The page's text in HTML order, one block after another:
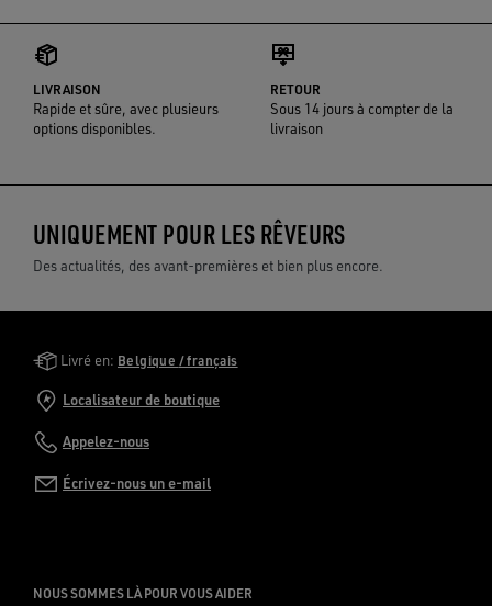
LIVRAISON
Rapide et sûre, avec plusieurs
options disponibles.
RETOUR
Sous 14 jours à compter de la
livraison
UNIQUEMENT POUR LES RÊVEURS
Des actualités, des avant-premières et bien plus encore.
Golden Goose Services
Livré en: Belgique / français
Localisateur de boutique
Appelez-nous
Écrivez-nous un e-mail
NOUS SOMMES LÀ POUR VOUS AIDER